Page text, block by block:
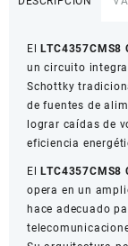
El
un circuito
Schottky
de fuentes de
lograr caídas de
eficiencia
El
opera en un
hace adecuado